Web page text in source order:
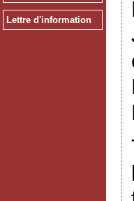
Lettre d'information